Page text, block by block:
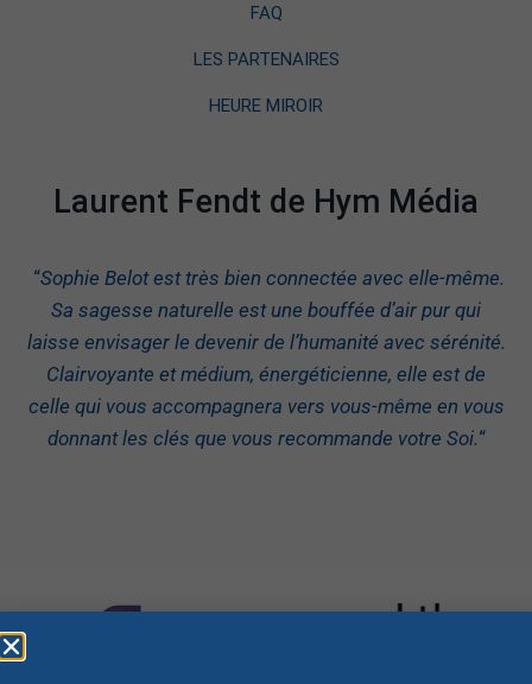
FAQ
LES PARTENAIRES
HEURE MIROIR
Laurent Fendt de Hym Média
“Sophie Belot est très bien connectée avec elle-même.
Sa sagesse naturelle est une bouffée d’air pur qui
laisse envisager le devenir de l’humanité avec sérénité.
Clairvoyante et médium, énergéticienne, elle est de
celle qui vous accompagnera vers vous-même en vous
donnant les clés que vous recommande votre Soi.“